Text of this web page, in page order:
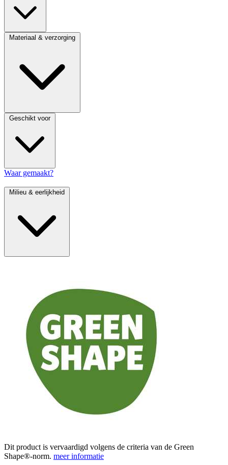
Materiaal & verzorging
Geschikt voor
Waar gemaakt?
Milieu & eerlijkheid
Dit product is vervaardigd volgens de criteria van de Green
Shape®-norm. meer informatie